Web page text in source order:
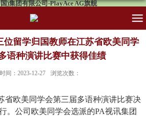
)集团有限公司-PlayAce AG旗舰
位留学归国教师在江苏省欧美同学
语种演讲比赛中获得佳绩
间：2023-12-27 浏览次数：
省欧美同学会第三届多语种演讲比赛决
。公司欧美同学会选派的PA视讯集团